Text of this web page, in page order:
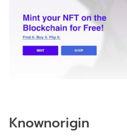
Knownorigin